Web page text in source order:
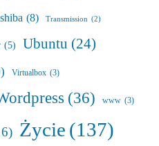
(8) Transmission (2)
(5) Ubuntu (24)
Virtualbox (3)
(36) www (3)
Życie(137)